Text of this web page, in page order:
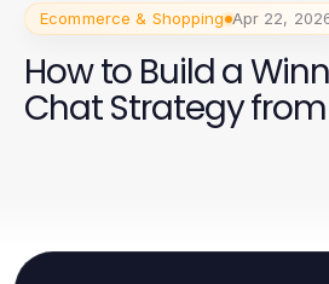
Ecommerce & Shopping Apr 22,
How to Build a
Chat Strategy